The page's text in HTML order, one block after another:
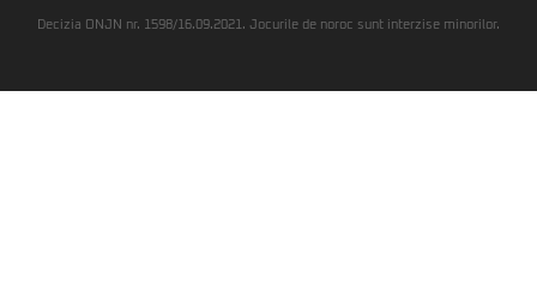
Decizia ONJN nr. 1598/16.09.2021. Jocurile de noroc sunt interzise minorilor.